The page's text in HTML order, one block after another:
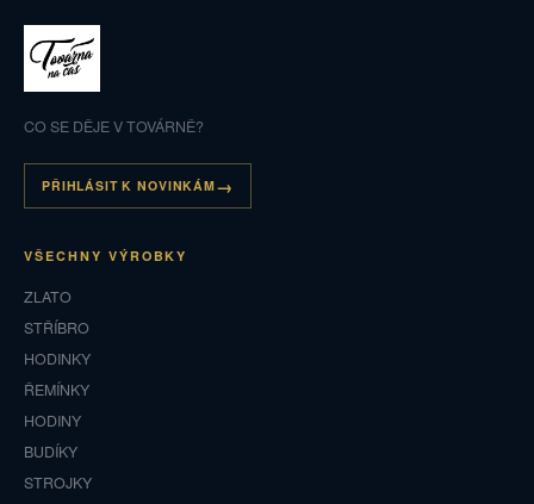
CO SE DĚJE V TOVÁRNĚ?
PŘIHLÁSIT K NOVINKÁM
VŠECHNY VÝROBKY
ZLATO
STŘÍBRO
HODINKY
ŘEMÍNKY
HODINY
BUDÍKY
STROJKY